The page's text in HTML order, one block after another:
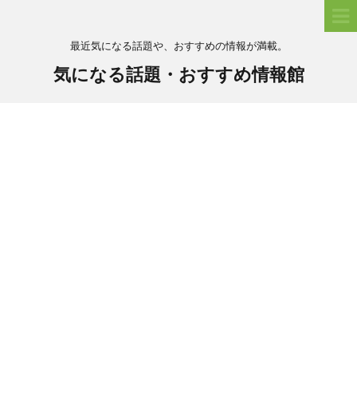
最近気になる話題や、おすすめの情報が満載。
気になる話題・おすすめ情報館